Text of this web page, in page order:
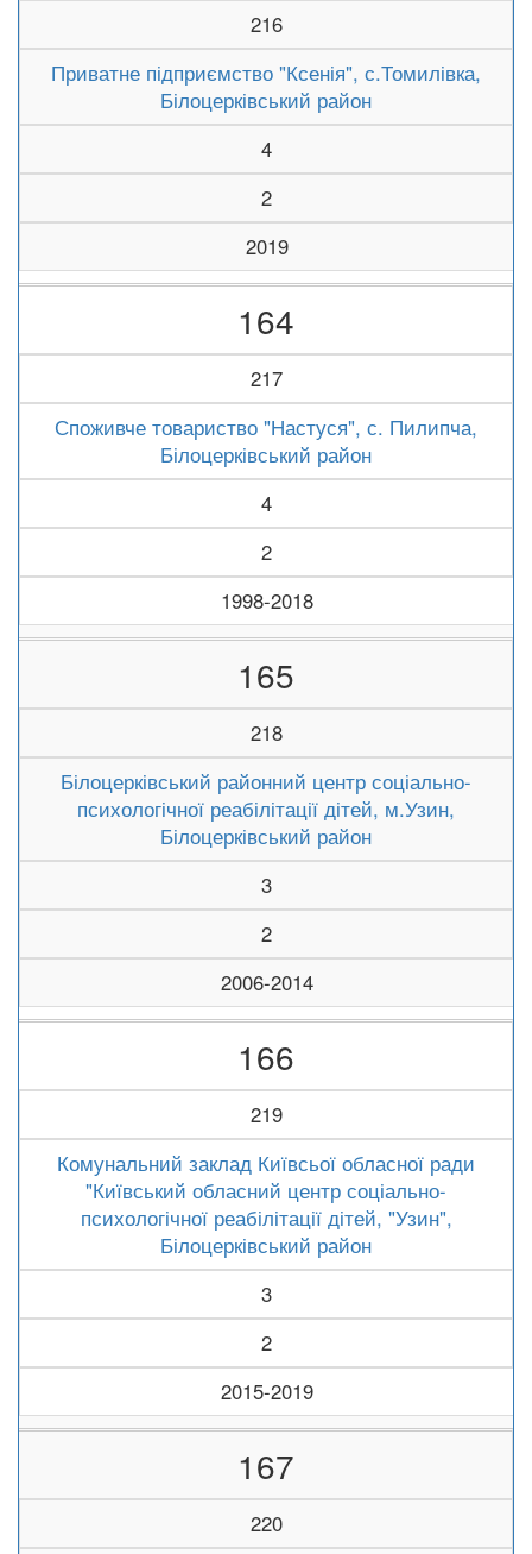
216
Приватне підприємство "Ксенія", с.Томилівка,
Білоцерківський район
4
2
2019
164
217
Споживче товариство "Настуся", с. Пилипча,
Білоцерківський район
4
2
1998-2018
165
218
Білоцерківський районний центр соціально-
психологічної реабілітації дітей, м.Узин,
Білоцерківський район
3
2
2006-2014
166
219
Комунальний заклад Київсьої обласної ради
"Київський обласний центр соціально-
психологічної реабілітації дітей, "Узин",
Білоцерківський район
3
2
2015-2019
167
220